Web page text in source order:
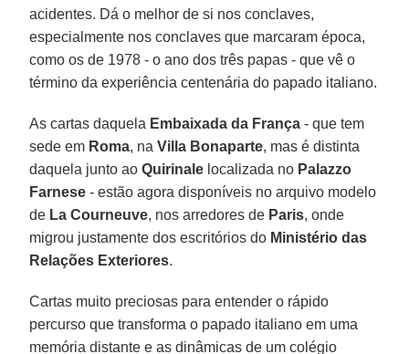
acidentes. Dá o melhor de si nos conclaves,
especialmente nos conclaves que marcaram época,
como os de 1978 - o ano dos três papas - que vê o
término da experiência centenária do papado italiano.
As cartas daquela Embaixada da França - que tem
sede em Roma, naVilla Bonaparte, mas é distinta
daquela junto aoQuirinale localizada no Palazzo
Farnese - estão agora disponíveis no arquivo modelo
de La Courneuve, nos arredores de Paris, onde
migrou justamente dos escritórios do Ministério das
Relações Exteriores.
Cartas muito preciosas para entender o rápido
percurso que transforma o papado italiano em uma
memória distante e as dinâmicas de um colégio